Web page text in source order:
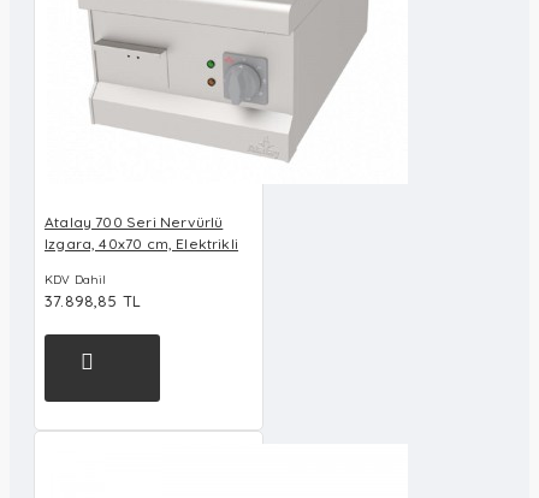
Atalay 700 Seri Nervürlü
Izgara, 40x70 cm, Elektrikli
KDV Dahil
37.898,85 TL